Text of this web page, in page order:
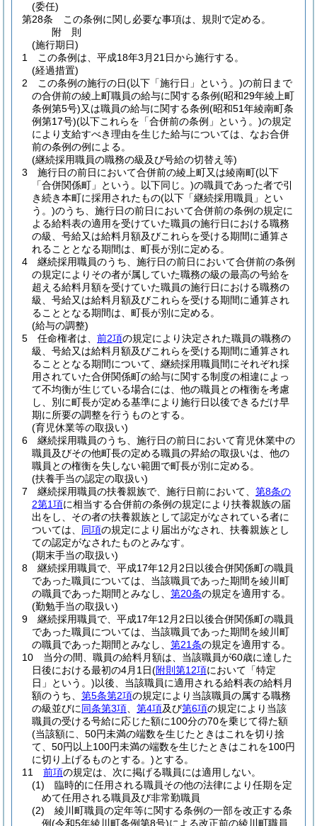
(委任)
第28条
この条例に関し必要な事項は、規則で定める。
附 則
(施行期日)
1
この条例は、平成18年3月21日から施行する。
(経過措置)
2
この条例の施行の日(以下「施行日」という。)の前日まで
の合併前の綾上町職員の給与に関する条例(昭和29年綾上町
条例第5号)又は職員の給与に関する条例(昭和51年綾南町条
例第17号)(以下これらを「合併前の条例」という。)の規定
により支給すべき理由を生じた給与については、なお合併
前の条例の例による。
(継続採用職員の職務の級及び号給の切替え等)
3
施行日の前日において合併前の綾上町又は綾南町(以下
「合併関係町」という。以下同じ。)の職員であった者で引
き続き本町に採用されたもの(以下「継続採用職員」とい
う。)のうち、施行日の前日において合併前の条例の規定に
よる給料表の適用を受けていた職員の施行日における職務
の級、号給又は給料月額及びこれらを受ける期間に通算さ
れることとなる期間は、町長が別に定める。
4
継続採用職員のうち、施行日の前日において合併前の条例
の規定によりその者が属していた職務の級の最高の号給を
超える給料月額を受けていた職員の施行日における職務の
級、号給又は給料月額及びこれらを受ける期間に通算され
ることとなる期間は、町長が別に定める。
(給与の調整)
5
任命権者は、 前2項の規定により決定された職員の職務の
級、号給又は給料月額及びこれらを受ける期間に通算され
ることとなる期間について、継続採用職員間にそれぞれ採
用されていた合併関係町の給与に関する制度の相違によっ
て不均衡が生じている場合には、他の職員との権衡を考慮
し、別に町長が定める基準により施行日以後できるだけ早
期に所要の調整を行うものとする。
(育児休業等の取扱い)
6
継続採用職員のうち、施行日の前日において育児休業中の
職員及びその他町長の定める職員の昇給の取扱いは、他の
職員との権衡を失しない範囲で町長が別に定める。
(扶養手当の認定の取扱い)
7
継続採用職員の扶養親族で、施行日前において、 第8条の
2第1項に相当する合併前の条例の規定により扶養親族の届
出をし、その者の扶養親族として認定がなされている者に
ついては、 同項の規定により届出がなされ、扶養親族とし
ての認定がなされたものとみなす。
(期末手当の取扱い)
8
継続採用職員で、平成17年12月2日以後合併関係町の職員
であった職員については、当該職員であった期間を綾川町
の職員であった期間とみなし、 第20条の規定を適用する。
(勤勉手当の取扱い)
9
継続採用職員で、平成17年12月2日以後合併関係町の職員
であった職員については、当該職員であった期間を綾川町
の職員であった期間とみなし、 第21条の規定を適用する。
10
当分の間、職員の給料月額は、当該職員が60歳に達した
日後における最初の4月1日(附則第12項において「特定
日」という。)以後、当該職員に適用される給料表の給料月
額のうち、 第5条第2項の規定により当該職員の属する職務
の級並びに同条第3項 第4項及び第6項の規定により当該
職員の受ける号給に応じた額に100分の70を乗じて得た額
(当該額に、50円未満の端数を生じたときはこれを切り捨
て、50円以上100円未満の端数を生じたときはこれを100円
に切り上げるものとする。)とする。
11
前項の規定は、次に掲げる職員には適用しない。
(1)
臨時的に任用される職員その他の法律により任期を定
めて任用される職員及び非常勤職員
(2)
綾川町職員の定年等に関する条例の一部を改正する条
例(令和5年綾川町条例第8号)による改正前の綾川町職員